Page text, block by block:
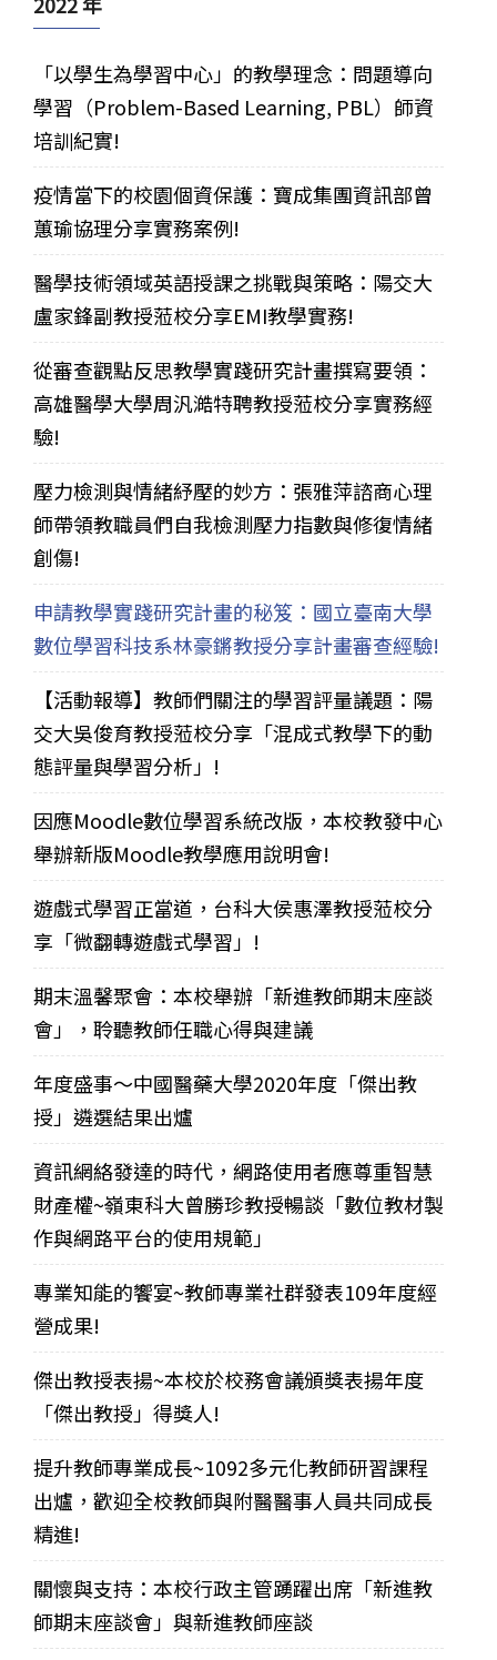
「以學生為學習中心」的教學理念：問題導向
學習（Problem-Based Learning, PBL）師資
培訓紀實!
疫情當下的校園個資保護：寶成集團資訊部曾
蕙瑜協理分享實務案例!
醫學技術領域英語授課之挑戰與策略：陽交大
盧家鋒副教授蒞校分享EMI教學實務!
從審查觀點反思教學實踐研究計畫撰寫要領：
高雄醫學大學周汎澔特聘教授蒞校分享實務經
驗!
壓力檢測與情緒紓壓的妙方：張雅萍諮商心理
師帶領教職員們自我檢測壓力指數與修復情緒
創傷!
申請教學實踐研究計畫的秘笈：國立臺南大學
數位學習科技系林豪鏘教授分享計畫審查經驗!
【活動報導】教師們關注的學習評量議題：陽
交大吳俊育教授蒞校分享「混成式教學下的動
態評量與學習分析」!
因應Moodle數位學習系統改版，本校教發中心
舉辦新版Moodle教學應用說明會!
遊戲式學習正當道，台科大侯惠澤教授蒞校分
享「微翻轉遊戲式學習」!
期末溫馨聚會：本校舉辦「新進教師期末座談
會」，聆聽教師任職心得與建議
年度盛事～中國醫藥大學2020年度「傑出教
授」遴選結果出爐
資訊網絡發達的時代，網路使用者應尊重智慧
財產權~嶺東科大曾勝珍教授暢談「數位教材製
作與網路平台的使用規範」
專業知能的饗宴~教師專業社群發表109年度經
營成果!
傑出教授表揚~本校於校務會議頒獎表揚年度
「傑出教授」得獎人!
提升教師專業成長~1092多元化教師研習課程
出爐，歡迎全校教師與附醫醫事人員共同成長
精進!
關懷與支持：本校行政主管踴躍出席「新進教
師期末座談會」與新進教師座談